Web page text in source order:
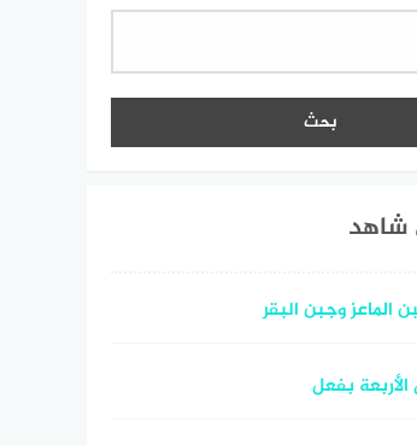
شاهد
الماعز وجبن البقر
بفعل